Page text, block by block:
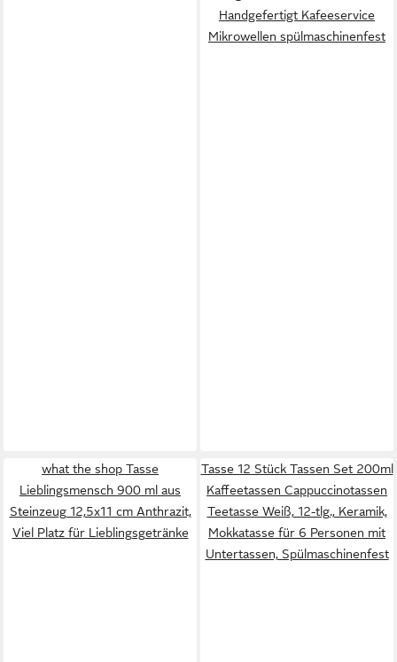
Handgefertigt Kafeeservice
Mikrowellen spülmaschinenfest
what the shop Tasse
Lieblingsmensch 900 ml aus
Steinzeug 12,5x11 cm Anthrazit,
Viel Platz für Lieblingsgetränke
Tasse 12 Stück Tassen Set 200ml
Kaffeetassen Cappuccinotassen
Teetasse Weiß, 12-tlg., Keramik,
Mokkatasse für 6 Personen mit
Untertassen, Spülmaschinenfest